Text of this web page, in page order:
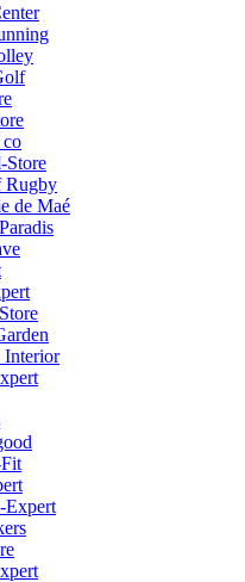
Store
Rugby
de Maé
Interior
Expert